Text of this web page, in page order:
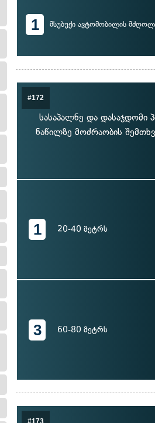
1 მსუბუქი ავტომობილის
#172
სასაპალნე და დასაჯდომი
ნაწილზე მოძრაობის
1 20-40 მეტრს
3 60-80 მეტრს
#173